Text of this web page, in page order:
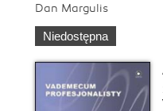
Dan Margulis
Niedostępna